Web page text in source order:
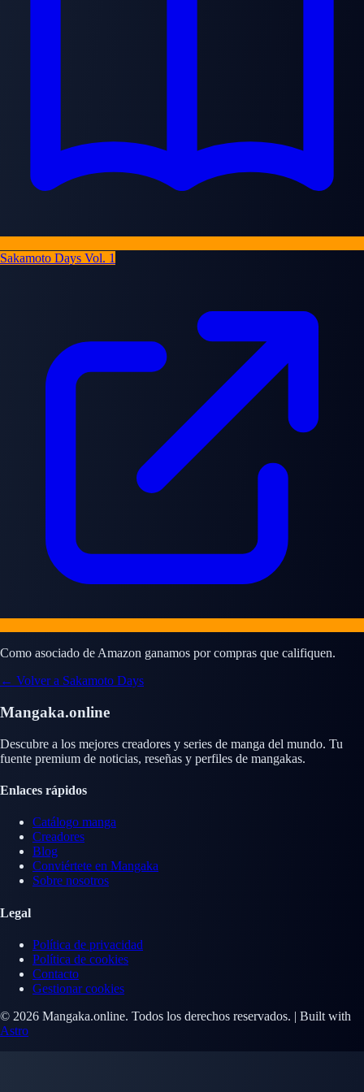
Sakamoto Days Vol. 1
Como asociado de Amazon ganamos por compras que califiquen.
← Volver a Sakamoto Days
Mangaka.online
Descubre a los mejores creadores y series de manga del mundo. Tu
fuente premium de noticias, reseñas y perfiles de mangakas.
Enlaces rápidos
Catálogo manga
Creadores
Blog
Conviértete en Mangaka
Sobre nosotros
Legal
Política de privacidad
Política de cookies
Contacto
Gestionar cookies
© 2026 Mangaka.online. Todos los derechos reservados. | Built with
Astro